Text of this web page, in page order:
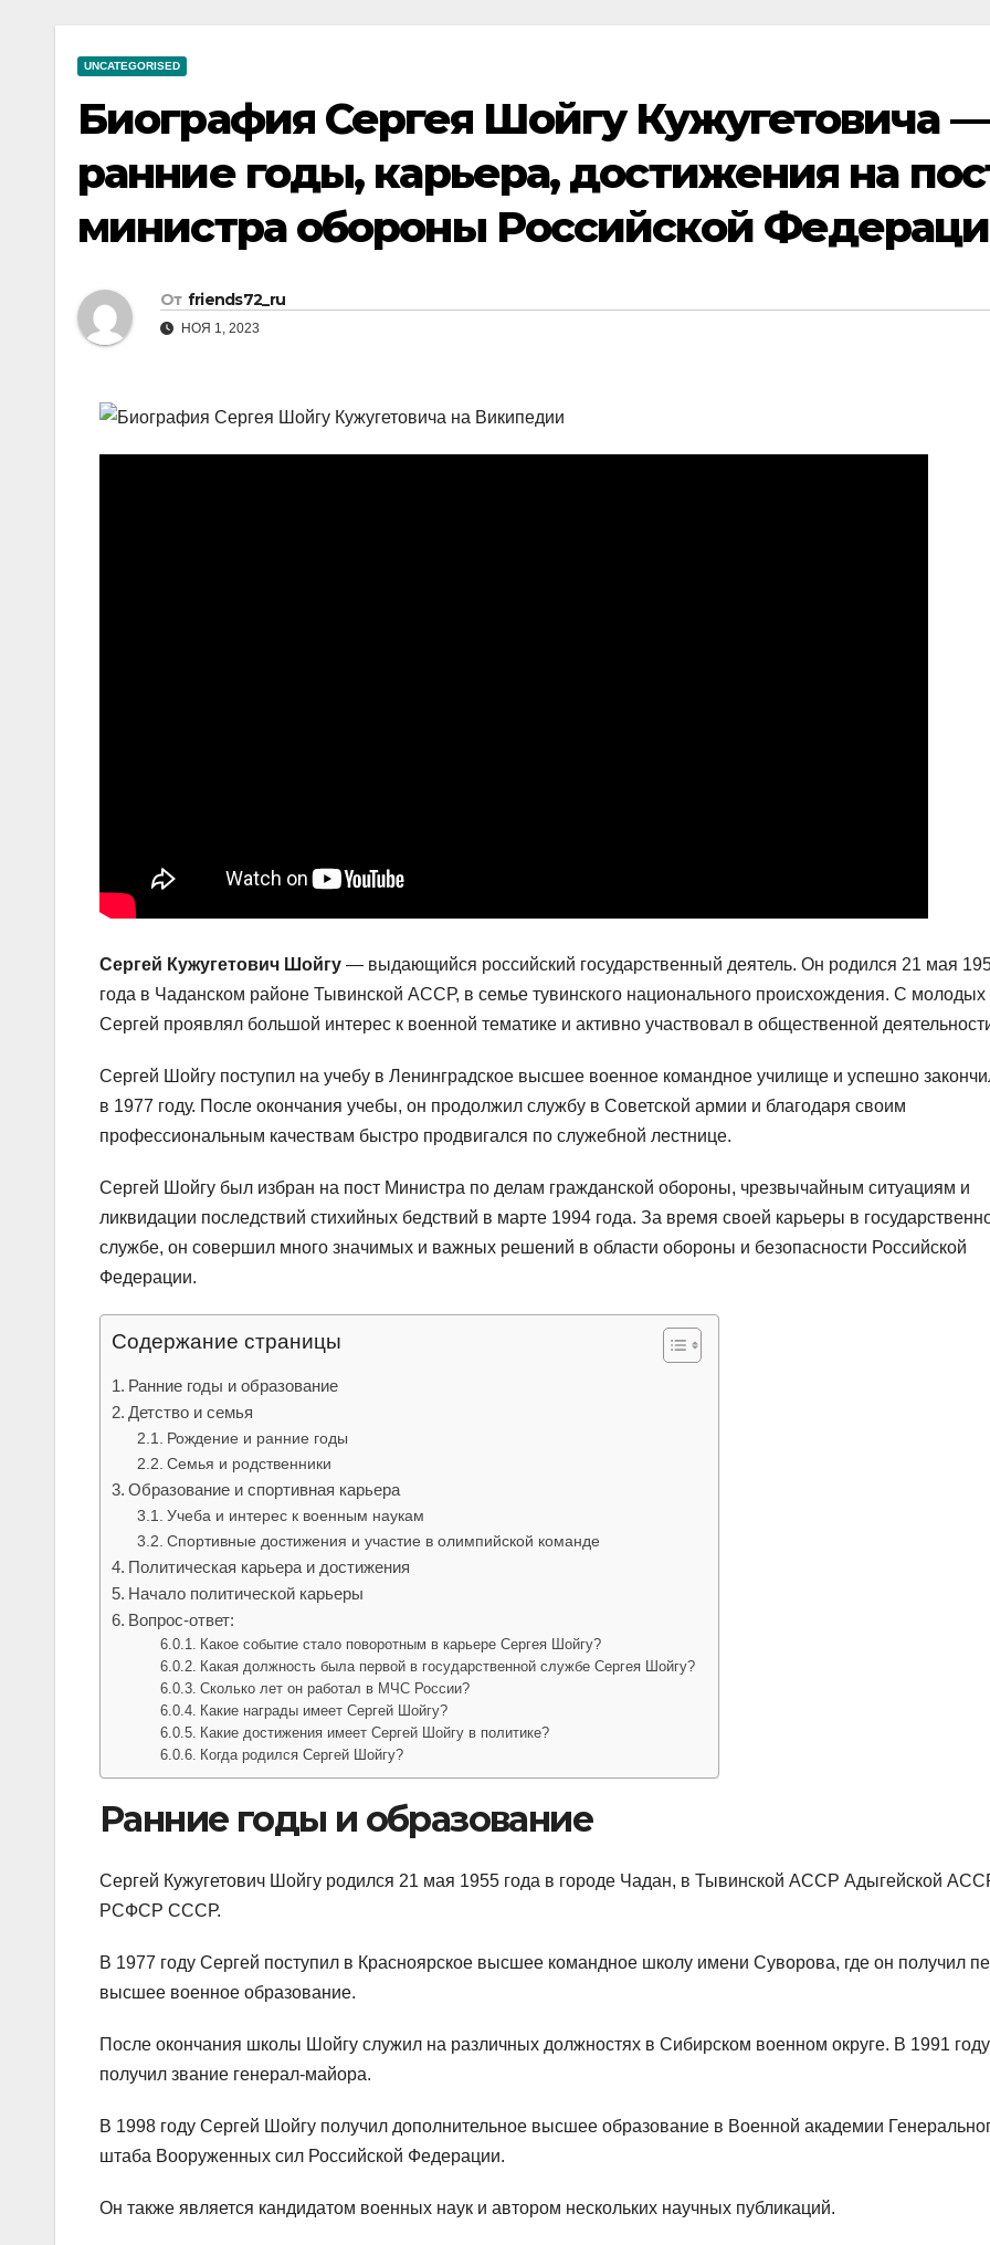
UNCATEGORISED
Биография Сергея Шойгу Кужугетовича —
ранние годы, карьера, достижения на
министра обороны Российской
От friends72_ru
НОЯ 1, 2023
Сергей Кужугетович Шойгу — выдающийся российский государственный деятель. Он родился 21 мая
года в Чаданском районе Тывинской АССР, в семье тувинского национального происхождения. С молодых
Сергей проявлял большой интерес к военной тематике и активно участвовал в общественной
Сергей Шойгу поступил на учебу в Ленинградское высшее военное командное училище и успешно
в 1977 году. После окончания учебы, он продолжил службу в Советской армии и благодаря своим
профессиональным качествам быстро продвигался по служебной лестнице.
Сергей Шойгу был избран на пост Министра по делам гражданской обороны, чрезвычайным ситуациям и
ликвидации последствий стихийных бедствий в марте 1994 года. За время своей карьеры в
службе, он совершил много значимых и важных решений в области обороны и безопасности Российской
Федерации.
Содержание страницы
Ранние годы и образование
Детство и семья
Рождение и ранние годы
Семья и родственники
Образование и спортивная карьера
Учеба и интерес к военным наукам
Спортивные достижения и участие в олимпийской команде
Политическая карьера и достижения
Начало политической карьеры
Вопрос-ответ:
Какое событие стало поворотным в карьере Сергея Шойгу?
Какая должность была первой в государственной службе Сергея Шойгу?
Сколько лет он работал в МЧС России?
Какие награды имеет Сергей Шойгу?
Какие достижения имеет Сергей Шойгу в политике?
Когда родился Сергей Шойгу?
Ранние годы и образование
Сергей Кужугетович Шойгу родился 21 мая 1955 года в городе Чадан, в Тывинской АССР Адыгейской
РСФСР СССР.
В 1977 году Сергей поступил в Красноярское высшее командное школу имени Суворова, где он получил
высшее военное образование.
После окончания школы Шойгу служил на различных должностях в Сибирском военном округе. В 1991
получил звание генерал-майора.
В 1998 году Сергей Шойгу получил дополнительное высшее образование в Военной академии
штаба Вооруженных сил Российской Федерации.
Он также является кандидатом военных наук и автором нескольких научных публикаций.